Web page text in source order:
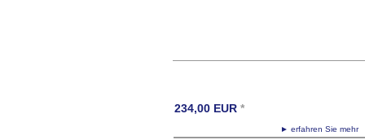
► erfahren Sie
234,00 EUR *